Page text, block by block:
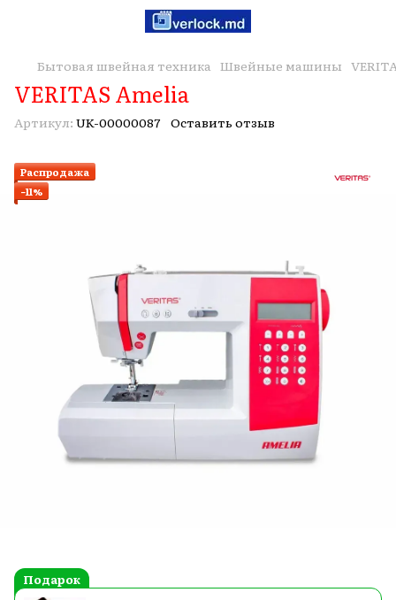
Бытовая швейная техника Швейные машины
VERITAS Amelia
Артикул: UK-00000087 Оставить отзыв
Распродажа
−11%
Подарок